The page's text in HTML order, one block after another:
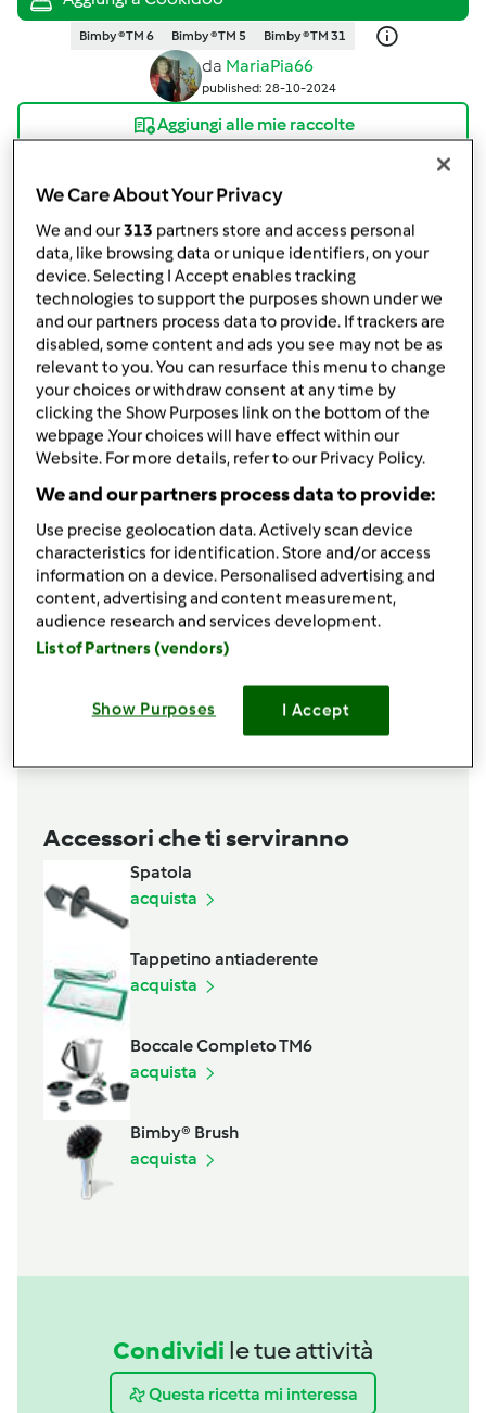
Bimby ® TM 6 Bimby ® TM 5 Bimby ® TM 31
da MariaPia66
published: 28-10-2024
Aggiungi alle mie raccolte
Crea variante
Ingredienti
Ingredienti
75 g nocciole testate
200 g farina integrale
100 g fiocchi di avena
50g yogurt alle nocciole
1 bustina di vanillina
Un pizzico di cannella
1 cucchiaino di zenzero fresco grattugiato
80 g di gocce di cioccolato fondente
90 g burro morbido
80 g di zucchero
Aggiungi alla lista della spesa
Accessori che ti serviranno
Spatola
acquista
Tappetino antiaderente
acquista
Boccale Completo TM6
acquista
Bimby® Brush
acquista
Condividi le tue attività
Questa ricetta mi interessa
We Care About Your Privacy
We and our313 partners store and access personal
data, like browsing data or unique identifiers, on your
device. Selecting I Accept enables tracking
technologies to support the purposes shown under we
and our partners process data to provide. If trackers are
disabled, some content and ads you see may not be as
relevant to you. You can resurface this menu to change
your choices or withdraw consent at any time by
clicking the Show Purposes link on the bottom of the
webpage .Your choices will have effect within our
Website. For more details, refer to our Privacy Policy.
We and our partners process data to provide:
Use precise geolocation data. Actively scan device
characteristics for identification. Store and/or access
information on a device. Personalised advertising and
content, advertising and content measurement,
audience research and services development.
List of Partners (vendors)
Show Purposes I Accept